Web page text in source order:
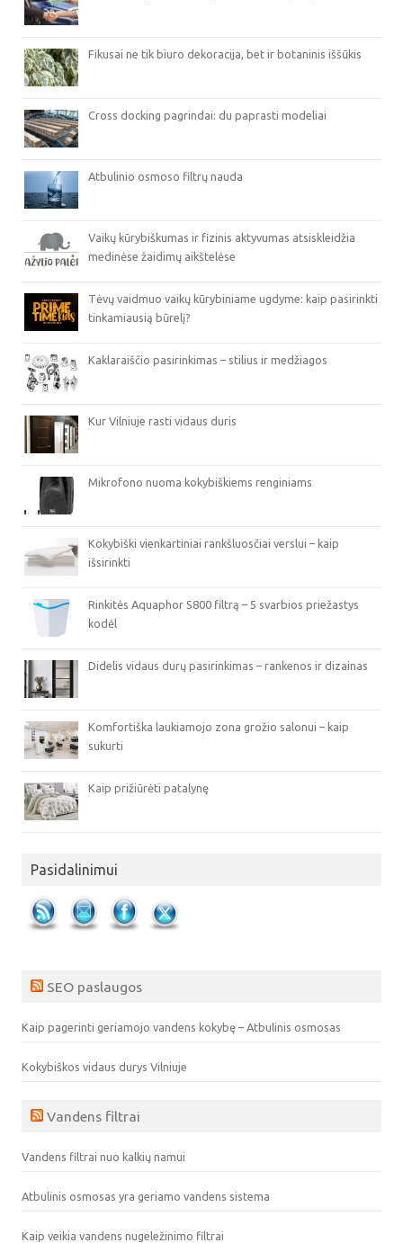
Fikusai ne tik biuro dekoracija, bet ir botaninis iššūkis
Cross docking pagrindai: du paprasti modeliai
Atbulinio osmoso filtrų nauda
Vaikų kūrybiškumas ir fizinis aktyvumas atsiskleidžia
medinėse žaidimų aikštelėse
Tėvų vaidmuo vaikų kūrybiniame ugdyme: kaip pasirinkti
tinkamiausią būrelį?
Kaklaraiščio pasirinkimas – stilius ir medžiagos
Kur Vilniuje rasti vidaus duris
Mikrofono nuoma kokybiškiems renginiams
Kokybiški vienkartiniai rankšluosčiai verslui – kaip
išsirinkti
Rinkitės Aquaphor S800 filtrą – 5 svarbios priežastys
kodėl
Didelis vidaus durų pasirinkimas – rankenos ir dizainas
Komfortiška laukiamojo zona grožio salonui – kaip
sukurti
Kaip prižiūrėti patalynę
Pasidalinimui
SEO paslaugos
Kaip pagerinti geriamojo vandens kokybę – Atbulinis osmosas
Kokybiškos vidaus durys Vilniuje
Vandens filtrai
Vandens filtrai nuo kalkių namui
Atbulinis osmosas yra geriamo vandens sistema
Kaip veikia vandens nugeležinimo filtrai